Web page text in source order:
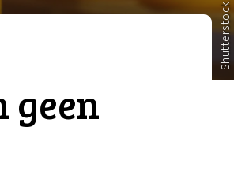
Shutterstock
geen